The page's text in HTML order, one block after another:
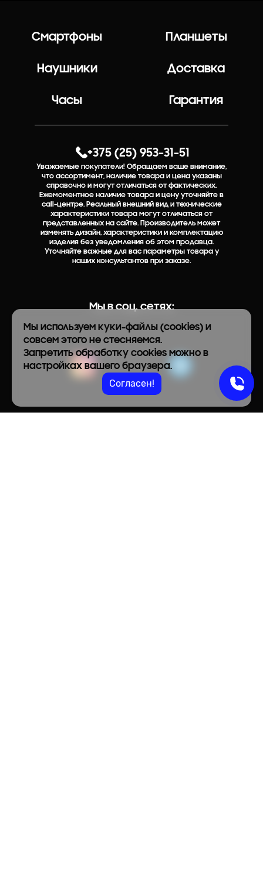
Мы используем куки-файлы (cookies) и
совсем этого не стесняемся.
Запретить обработку cookies можно в
настройках вашего браузера.
Согласен!
Смартфоны
Наушники
Часы
Планшеты
Доставка
Гарантия
+375 (25) 953-31-51
Уважаемые покупатели! Обращаем ваше внимание,
что ассортимент, наличие товара и цена указаны
справочно и могут отличаться от фактических.
Ежемоментное наличие товара и цену уточняйте в
call-центре. Реальный внешний вид и технические
характеристики товара могут отличаться от
представленных на сайте. Производитель может
изменять дизайн, характеристики и комплектацию
изделия без уведомления об этом продавца.
Уточняйте важные для вас параметры товара у
наших консультантов при заказе.
Мы в соц. сетях: